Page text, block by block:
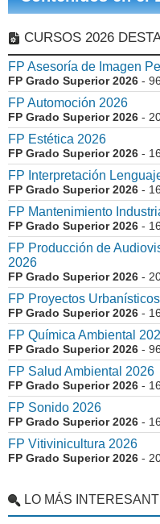
CURSOS 2026
FP Asesoría de Imagen
FP Grado Superior 2026 -
FP Automoción 2026
FP Grado Superior 2026 -
FP Estética 2026
FP Grado Superior 2026 -
FP Interpretación
FP Grado Superior 2026 -
FP Mantenimiento
FP Grado Superior 2026 -
FP Producción de
2026
FP Grado Superior 2026 -
FP Proyectos
FP Grado Superior 2026 -
FP Química Ambiental
FP Grado Superior 2026 -
FP Salud Ambiental 2026
FP Grado Superior 2026 -
FP Sonido 2026
FP Grado Superior 2026 -
FP Vitivinicultura 2026
FP Grado Superior 2026 -
LO MÁS